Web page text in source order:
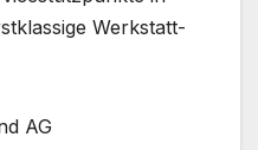
Werkstatt-
AG